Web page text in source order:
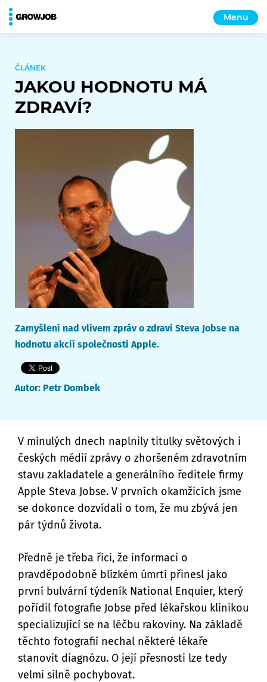
Menu
ČLÁNEK
JAKOU HODNOTU MÁ
ZDRAVÍ?
Zamyšlení nad vlivem zpráv o zdraví Steva Jobse na
hodnotu akcií společnosti Apple.
Autor: Petr Dombek
V minulých dnech naplnily titulky světových i
českých médií zprávy o zhoršeném zdravotním
stavu zakladatele a generálního ředitele firmy
Apple Steva Jobse. V prvních okamžicích jsme
se dokonce dozvídali o tom, že mu zbývá jen
pár týdnů života.
Předně je třeba říci, že informaci o
pravděpodobně blízkém úmrtí přinesl jako
první bulvární týdeník National Enquier, který
pořídil fotografie Jobse před lékařskou klinikou
specializující se na léčbu rakoviny. Na základě
těchto fotografií nechal některé lékaře
stanovit diagnózu. O její přesnosti lze tedy
velmi silně pochybovat.